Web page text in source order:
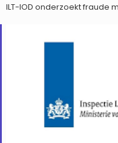
ILT-IOD onderzoekt fraude